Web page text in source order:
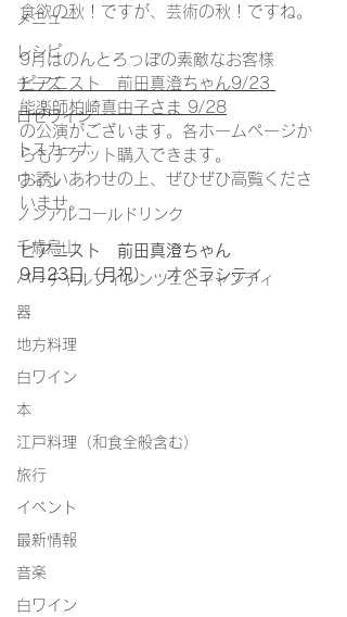
メニュー
レシピ
チーズ
ロゼワイン
トスカーナ
ワイン
ノンアルコールドリンク
千歳烏山
バーチャルフィレンツェとキャンティ
器
地方料理
白ワイン
本
江戸料理（和食全般含む）
旅行
イベント
最新情報
音楽
白ワイン
食欲の秋！ですが、芸術の秋！ですね。
9月はのんとろっぽの素敵なお客様
ピアニスト　前田真澄ちゃん9/23
能楽師柏崎真由子さま 9/28
の公演がございます。各ホームページか
らもチケット購入できます。
お誘いあわせの上、ぜひぜひ高覧くださ
いませ。
ピアニスト　前田真澄ちゃん
9月23日（月祝）　オペラシティ